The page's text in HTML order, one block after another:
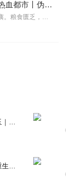
第九特区丨头陀渊演播丨搞笑热血都市丨伪戒丨VIP免费多人有声剧
【内容简介】灾变过后，大地满目疮痍。粮食匮乏，资源紧俏，局势混乱……一位从待规划区杀出来的青年，背对着漫天黄沙，孤身来到九区谋生，却不曾想偶然结识三五好友，一念...